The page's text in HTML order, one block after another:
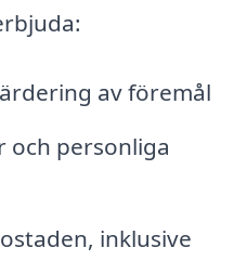
av föremål
och personliga
inklusive